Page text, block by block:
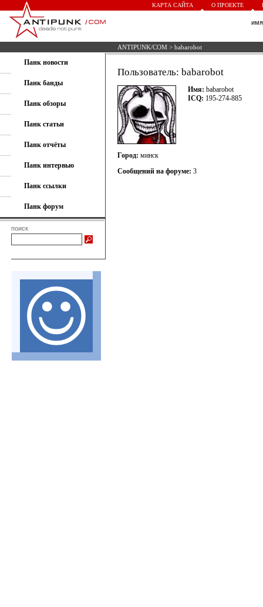
КАРТА САЙТА О ПРОЕКТЕ
ANTIPUNK/COM > babarobot
Панк новости
Панк банды
Панк обзоры
Панк статьи
Панк отчёты
Панк интервью
Панк ссылки
Панк форум
поиск
Пользователь: babarobot
Имя: babarobot
ICQ: 195-274-885
Город: минск
Сообщений на форуме: 3